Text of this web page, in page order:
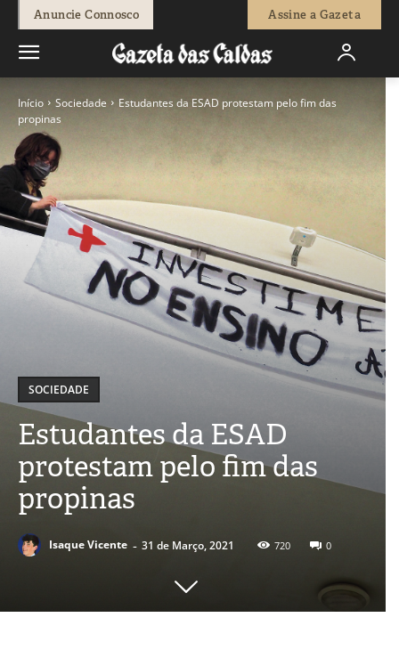
Anuncie Connosco Assine a Gazeta
Início Sociedade
Estudantes da ESAD protestam pelo fim das
propinas
SOCIEDADE
Estudantes da ESAD
protestam pelo fim das
propinas
Isaque Vicente - 31 de Março, 2021 720 0